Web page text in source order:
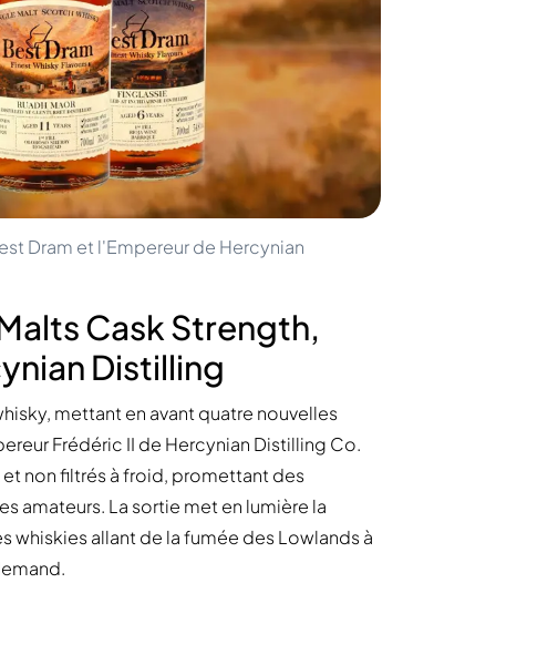
Dram et l'Empereur de Hercynian
Cask Strength,
Distilling
mettant en avant quatre nouvelles
Frédéric II de Hercynian Distilling Co.
non filtrés à froid, promettant des
amateurs. La sortie met en lumière la
allant de la fumée des Lowlands à